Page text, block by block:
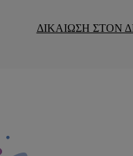
ΔΙΚΑΙΩΣΗ ΣΤΟΝ